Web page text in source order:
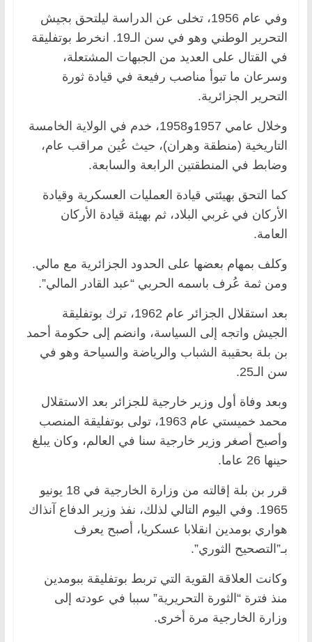
وفي عام 1956، تخلى عن الدراسة ليلتحق بجيش
التحرير الوطني وهو في سن الـ19. انخرط بوتفليقة
في القتال على العديد من الجبهات المشتعلة،
وسرعان ما تبوأ مناصب رفيعة في قيادة ثورة
التحرير الجزائرية.
وخلال عامي 1957و1958، خدم في الولاية الخامسة
التاريخية (منطقة وهران)، حيث عُين مراقب عام،
وضابط في المنطقتين الرابعة والسابعة.
كما التحق بهيئتي قيادة العمليات العسكرية وقيادة
الأركان في غربي البلاد، ثم بهيئة قيادة الأركان
العامة.
وكلف بمهام بعضها على الحدود الجزائرية مع مالي.
ومن ثمة عُرف باسمه الحربي “عبد القادر المالي”.
بعد استقلال الجزائر عام 1962، ترك بوتفليقة
الجيش واتجه إلى السياسة، وانضم إلى حكومة أحمد
بن بلة بحقيبة الشباب والرياضة والسياحة وهو في
سن الـ25.
وبعد وفاة أول وزير خارجية للجزائر بعد الاستقلال
محمد خميستي عام 1963، تولى بوتفليقة المنصب
وأصبح أصغر وزير خارجية سنا في العالم، وكان يبلغ
حينها 26 عاما.
قرر بن بلة إقالته من وزارة الخارجية في 18 يونيو
1965. وفي اليوم التالي لذلك، نفذ وزير الدفاع آنذاك
هواري بومدين انقلابا عسكريا، أصبح يعرف
بـ”التصحيح الثوري”.
وكانت العلاقة القوية التي تربط بوتفليقة ببومدين
منذ فترة “الثورة التحريرية” سببا في عودته إلى
وزارة الخارجية مرة أخرى.